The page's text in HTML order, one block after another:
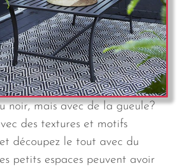
noir, mais avec de la gueule?
des textures et motifs
découpez le tout avec du
petits espaces peuvent avoir